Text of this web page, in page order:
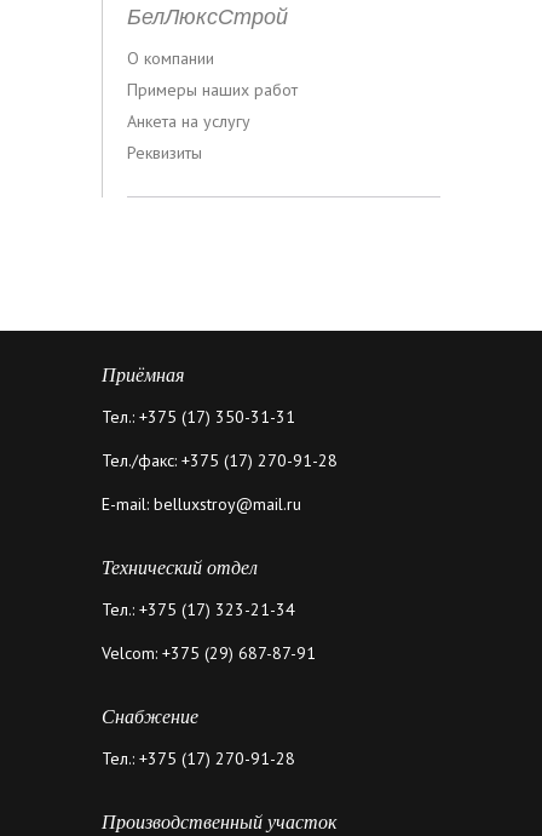
БелЛюксСтрой
О компании
Примеры наших работ
Анкета на услугу
Реквизиты
Приёмная
Тел.: +375 (17) 350-31-31
Тел./факс: +375 (17) 270-91-28
E-mail: belluxstroy@mail.ru
Технический отдел
Тел.: +375 (17) 323-21-34
Velcom: +375 (29) 687-87-91
Снабжение
Тел.: +375 (17) 270-91-28
Производственный участок